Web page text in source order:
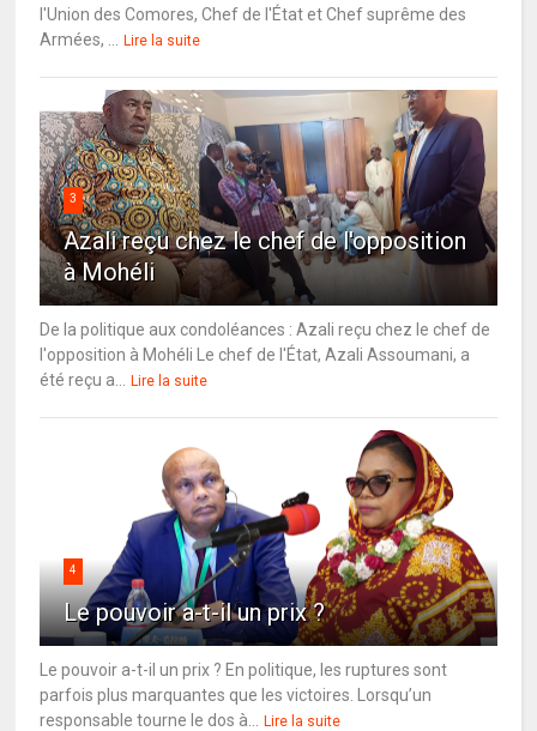
l'Union des Comores, Chef de l'État et Chef suprême des
Armées, ...
Lire la suite
3
Azali reçu chez le chef de l'opposition
à Mohéli
De la politique aux condoléances : Azali reçu chez le chef de
l'opposition à Mohéli Le chef de l'État, Azali Assoumani, a
été reçu a...
Lire la suite
4
Le pouvoir a-t-il un prix ?
Le pouvoir a-t-il un prix ? En politique, les ruptures sont
parfois plus marquantes que les victoires. Lorsqu’un
responsable tourne le dos à...
Lire la suite